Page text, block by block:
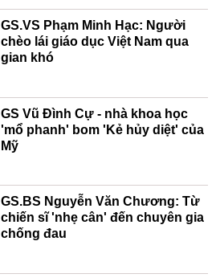
GS.VS Phạm Minh Hạc: Người
chèo lái giáo dục Việt Nam qua
gian khó
GS Vũ Đình Cự - nhà khoa học
'mổ phanh' bom 'Kẻ hủy diệt' của
Mỹ
GS.BS Nguyễn Văn Chương: Từ
chiến sĩ 'nhẹ cân' đến chuyên gia
chống đau